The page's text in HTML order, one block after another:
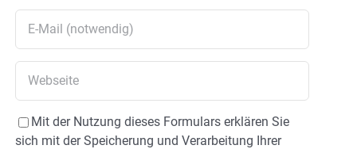
Mit der Nutzung dieses Formulars erklären Sie
sich mit der Speicherung und Verarbeitung Ihrer